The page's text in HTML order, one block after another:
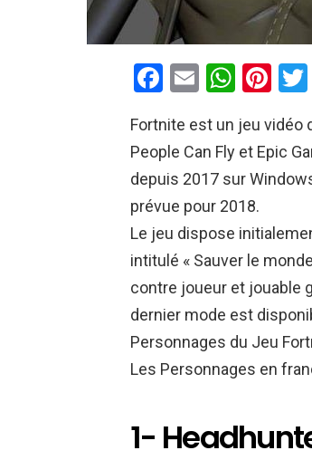
F
ce
b
o
o
k
E
ail
W
at
s
A
p
p
Pi
er
es
t
Fortnite est un jeu vidéo
People Can Fly et Epic
depuis 2017 sur
prévue pour 2018.
Le jeu dispose
intitulé « Sauver le
contre joueur et jouable
dernier mode est
Personnages du Jeu
Les Personnages en
1-